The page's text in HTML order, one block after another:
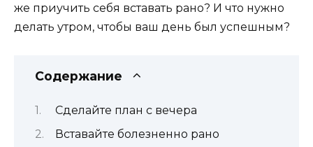
же приучить себя вставать рано? И что нужно
делать утром, чтобы ваш день был успешным?
Содержание
Сделайте план с вечера
Вставайте болезненно рано